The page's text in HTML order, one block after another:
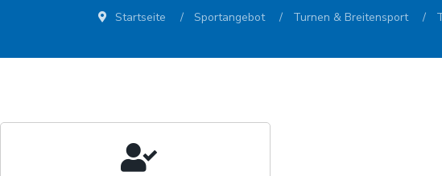
Startseite Sportangebot Turnen & Breitensport